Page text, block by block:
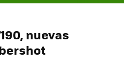
nuevas